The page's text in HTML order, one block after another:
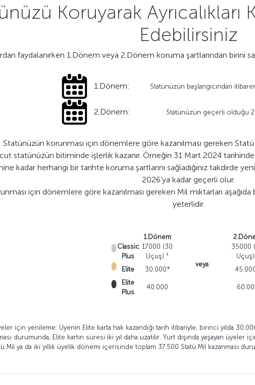
Koruyarak
Edebilirsiniz
faydalanırken 1.Dönem veya 2.Dönem koruma şartlarından birini
1.Dönem: Statünüzün başlangıcından
2.Dönem: Statünüzün geçerli olduğu 2
Statünüzün korunması için dönemlere göre kazanılması gereken
statünüzün bitiminde işlerlik kazanır. Örneğin 31 Mart 2024
kadar herhangi bir tarihte koruma şartlarını sağladığınız takdirde
2026’ya kadar geçerli olur.
için dönemlere göre kazanılması gereken Mil miktarları
yeterlidir.
1.Dönem
veya
Classic
Plus
17000 (30
Uçuş) ¹
35000
Uçuş)
Elite
30.000*
Elite
Plus
40.000
için yenileme: Üyenin Elite karta hak kazandığı tarih itibariyle, birinci yılda
durumunda, Elite kartın süresi iki yıl daha uzatılır. Yurt dışında yaşayan üyeler
Mil ya da iki yıllık üyelik dönemi içerisinde toplam 37.500 Statü Mil kazanması